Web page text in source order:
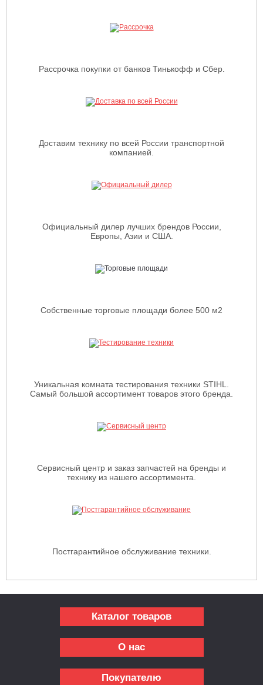
Рассрочка покупки от банков Тинькофф и Сбер.
Доставим технику по всей России транспортной
компанией.
Официальный дилер лучших брендов России,
Европы, Азии и США.
Собственные торговые площади более 500 м2
Уникальная комната тестирования техники STIHL.
Самый большой ассортимент товаров этого бренда.
Сервисный центр и заказ запчастей на бренды и
технику из нашего ассортимента.
Постгарантийное обслуживание техники.
Каталог товаров
О нас
Покупателю